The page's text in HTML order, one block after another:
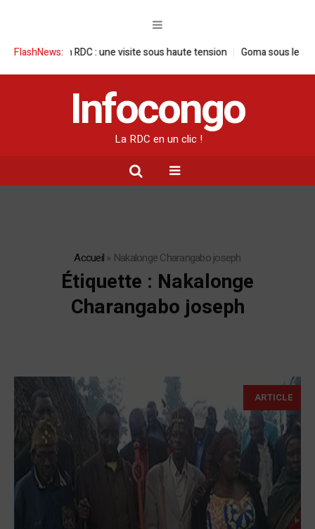
FlashNews:
en RDC : une visite sous haute tension Goma sous le feu : la
Infocongo
La RDC en un clic !
Accueil» Nakalonge Charangabo joseph
Étiquette : Nakalonge
Charangabo joseph
ARTICLE